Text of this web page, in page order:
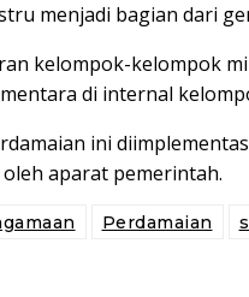
menjadi bagian dari
kelompok-kelompok
di internal
ini
aparat pemerintah.
Perdamaian